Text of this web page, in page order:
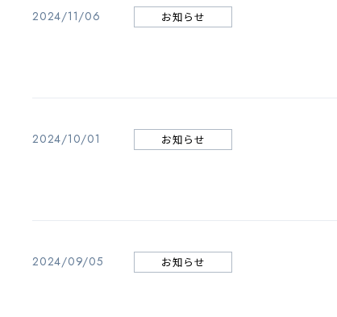
2024/11/06 お知らせ
2024/10/01 お知らせ
2024/09/05 お知らせ